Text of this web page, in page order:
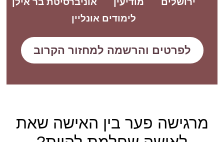
לימודים אונליין
לפרטים והרשמה למחזור הקרוב
מרגישה פער בין האישה שאת